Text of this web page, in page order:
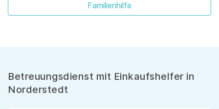
Familienhilfe
Betreuungsdienst mit Einkaufshelfer in
Norderstedt